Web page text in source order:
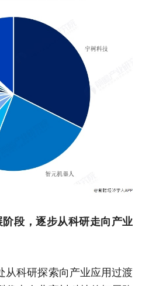
段，逐步从科研走向产业
从科研探索向产业应用过渡